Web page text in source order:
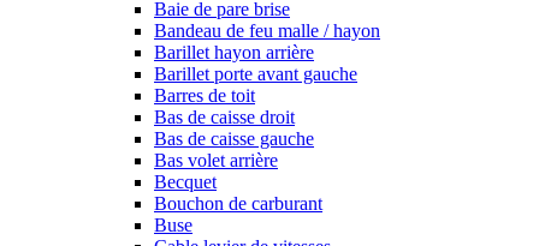
Baie de pare brise
Bandeau de feu malle / hayon
Barillet hayon arrière
Barillet porte avant gauche
Barres de toit
Bas de caisse droit
Bas de caisse gauche
Bas volet arrière
Becquet
Bouchon de carburant
Buse